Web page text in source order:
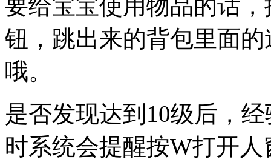
要给宝宝使用物品的话
钮，跳出来的背包里面
哦。
是否发现达到10级后，
时系统会提醒按W打开